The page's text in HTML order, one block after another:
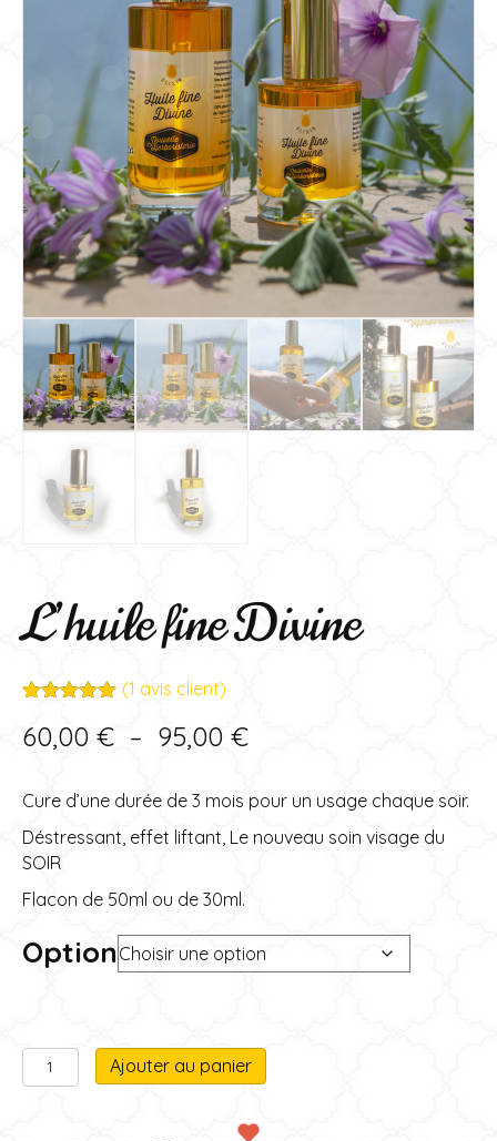
L’huile fine Divine
sur 5
basé sur
(1 avis client)
60,00 € – 95,00 €Plage
prix :
60,00 €
Cure d’une durée de 3 mois pour un usage chaque soir.
Déstressant, effet liftant, Le nouveau soin visage du
SOIR
Flacon de 50ml ou de 30ml.
Option
quantité
de
Ajouter au panier
l